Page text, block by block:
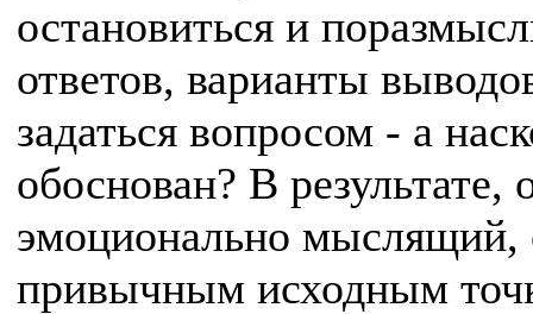
остановиться и
ответов, варианты
задаться вопросом - а
обоснован? В
эмоционально мыслящий,
привычным исходным